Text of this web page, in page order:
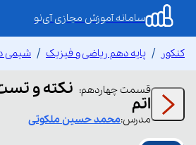
سامانه آموزش مجازی آی‌نو
کنکور پایه دهم ریاضی و فیزیک شیمی
قسمت چهاردهم: نکته و
اتم
مدرس:محمد حسینملکوتی